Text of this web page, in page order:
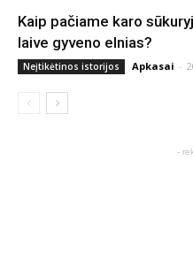
Kaip pačiame karo
laive gyveno elnias?
Neįtikėtinos istorijos Apkasai -
-